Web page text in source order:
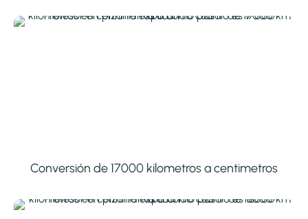
Conversión de 17000 kilometros a centimetros